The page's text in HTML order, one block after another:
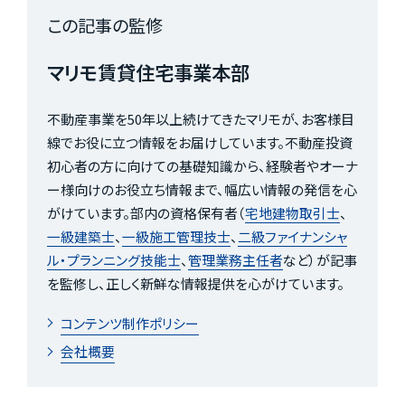
この記事の監修
マリモ賃貸住宅事業本部
不動産事業を50年以上続けてきたマリモが、お客様目
線でお役に立つ情報をお届けしています。不動産投資
初心者の方に向けての基礎知識から、経験者やオーナ
ー様向けのお役立ち情報まで、幅広い情報の発信を心
がけています。部内の資格保有者（宅地建物取引士、
一級建築士、一級施工管理技士、 二級ファイナンシャ
ル・プランニング技能士、管理業務主任者など）が記事
を監修し、正しく新鮮な情報提供を心がけています。
コンテンツ制作ポリシー
会社概要